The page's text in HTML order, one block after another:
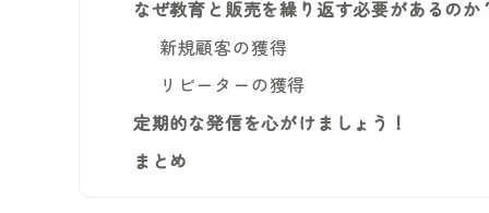
なぜ教育と販売を繰り返す必要があるのか
新規顧客の獲得
リピーターの獲得
定期的な発信を心がけましょう！
まとめ